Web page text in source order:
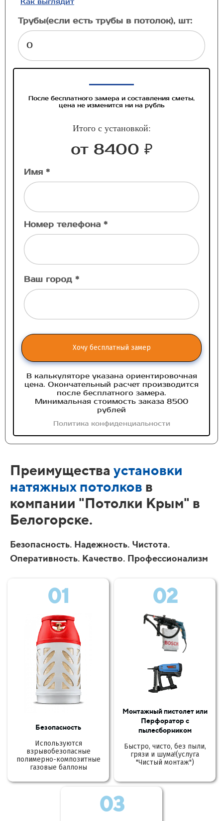
Трубы(если есть трубы в потолок), шт:
После бесплатного замера и составления сметы,
цена не изменится ни на рубль
Итого с установкой:
от 8400 ₽
Имя *
Номер телефона *
Ваш город *
Хочу бесплатный замер
В калькуляторе указана ориентировочная
цена. Окончательный расчет производится
после бесплатного замера.
Минимальная стоимость заказа 8500
рублей
Политика конфиденциальности
Преимущества установки
натяжных потолков в
компании "Потолки Крым" в
Белогорске.
Безопасность. Надежность. Чистота.
Оперативность. Качество. Профессионализм
01
Безопасность
Используются
взрывобезопасные
полимерно-композитные
газовые баллоны
02
Монтажный пистолет или
Перфоратор с
пылесборником
Быстро, чисто, без пыли,
грязи и шума!(услуга
"Чистый монтаж")
03